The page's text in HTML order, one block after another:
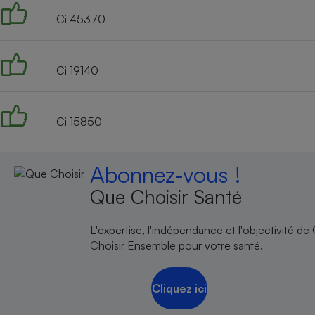
Ci 45370
Ci 19140
Ci 15850
Abonnez-vous !
Que Choisir Santé
L'expertise, l'indépendance et l'objectivité de
Choisir Ensemble pour votre santé.
Cliquez ici